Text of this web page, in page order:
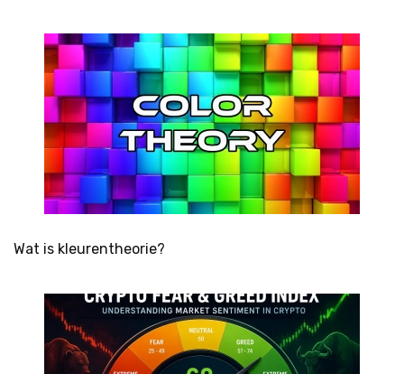
Wat is kleurentheorie?